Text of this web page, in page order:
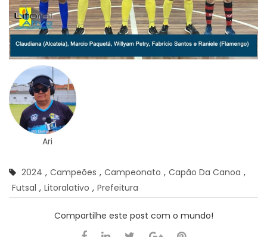
Ari
2024 , Campeões , Campeonato , Capão Da Canoa ,
Futsal , Litoralativo , Prefeitura
Compartilhe este post com o mundo!